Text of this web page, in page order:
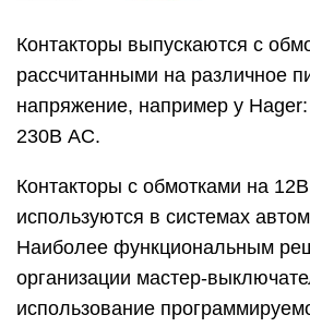
Контакторы выпускаются с
рассчитанными на различное
напряжение, например у
230В АС.
Контакторы с обмотками на
используются в системах
Наиболее функциональным
организации мастер-
использование